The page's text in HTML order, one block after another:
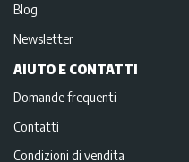
Blog
Newsletter
AIUTO E CONTATTI
Domande frequenti
Contatti
Condizioni di vendita